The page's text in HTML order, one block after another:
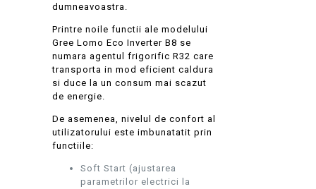
dumneavoastra.
Printre noile functii ale modelului
Gree Lomo Eco Inverter B8 se
numara agentul frigorific R32 care
transporta in mod eficient caldura
si duce la un consum mai scazut
de energie.
De asemenea, nivelul de confort al
utilizatorului este imbunatatit prin
functiile:
Soft Start (ajustarea
parametrilor electrici la